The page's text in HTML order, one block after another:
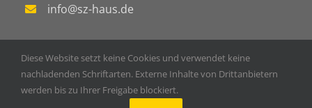
info@sz-haus.de
Copyright 2020 SZ-Haus GmbH & Co. KG | Powered by
Diese Website setzt keine Cookies und verwendet keine
nachladenden Schriftarten. Externe Inhalte von Drittanbietern
werden bis zu Ihrer Freigabe blockiert.